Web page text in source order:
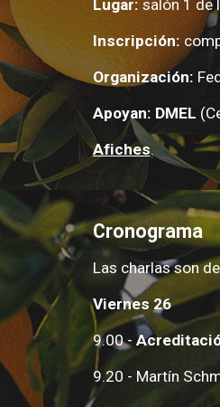
Lugar: salón 1 de
Inscripción:
Organización: F
Apoyan: DMEL
Afiches.
Cronograma
Las charlas son
Viernes 26
9.00 -
9.20 - Martín